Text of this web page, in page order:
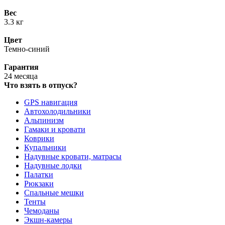
Вес
3.3 кг
Цвет
Темно-синий
Гарантия
24 месяца
Что взять в отпуск?
GPS навигация
Автохолодильники
Альпинизм
Гамаки и кровати
Коврики
Купальники
Надувные кровати, матрасы
Надувные лодки
Палатки
Рюкзаки
Спальные мешки
Тенты
Чемоданы
Экшн-камеры